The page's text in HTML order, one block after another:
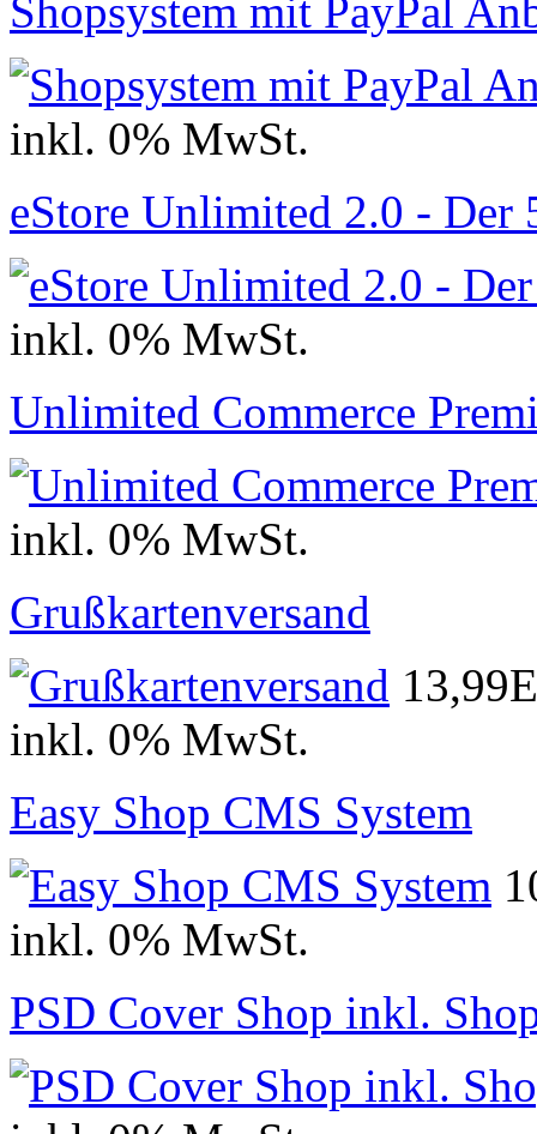
Shopsystem mit PayPal
inkl. 0% MwSt.
eStore Unlimited 2.0 - Der
inkl. 0% MwSt.
Unlimited Commerce
inkl. 0% MwSt.
Grußkartenversand
inkl. 0% MwSt.
Easy Shop CMS System
inkl. 0% MwSt.
PSD Cover Shop inkl.